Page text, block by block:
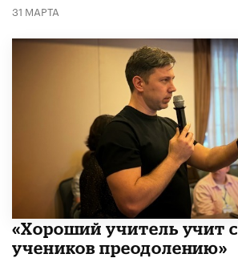
31 МАРТА
«Хороший учитель учит
учеников преодолению»